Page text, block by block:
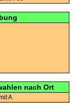
nach Ort
A